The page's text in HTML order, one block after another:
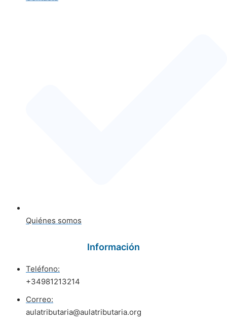
Quiénes somos
Información
Teléfono:
+34981213214
Correo:
aulatributaria@aulatributaria.org